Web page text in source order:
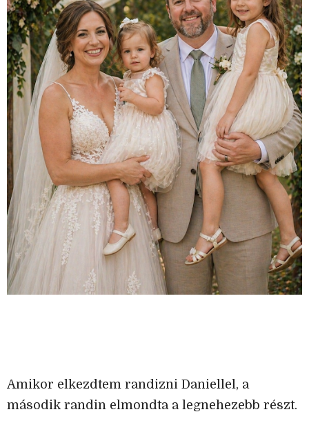
Amikor elkezdtem randizni Daniellel, a
második randin elmondta a legnehezebb részt.